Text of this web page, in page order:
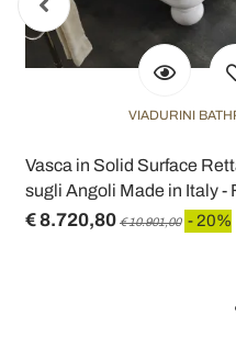
VIADURINI
Vasca in Solid Surface
sugli Angoli Made in Italy -
€ 8.720,80 € 10.901,00 - 20%